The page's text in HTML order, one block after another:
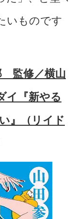
いものです
監修／横山
イ『新やる
』（リイド